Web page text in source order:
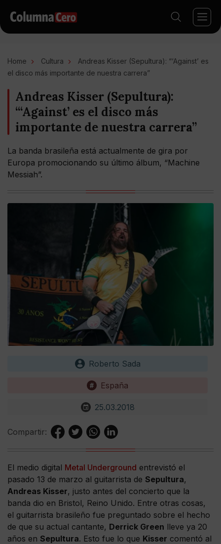
Home Cultura
Andreas Kisser (Sepultura): “‘Against’ es
el disco más importante de nuestra carrera”
Andreas Kisser (Sepultura):
“‘Against’ es el disco más
importante de nuestra carrera”
La banda brasileña está actualmente de gira por
Europa promocionando su último álbum, “Machine
Messiah”.
Roberto Sada
España
25.03.2018
Compartir:
El medio digital Metal Underground entrevistó el
pasado 13 de marzo al guitarrista de Sepultura,
Andreas Kisser, justo antes del concierto que la
banda dio en Bristol, Reino Unido. Entre otras cosas,
el guitarrista brasileño fue preguntado sobre el hecho
de que su actual cantante, Derrick Green lleve ya 20
años en Sepultura. Esto fue lo que Kisser comentó al